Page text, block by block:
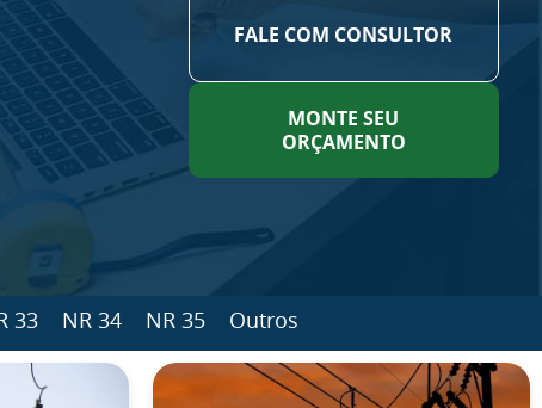
FALE COM CONSULTOR
MONTE SEU
ORÇAMENTO
33 NR 34 NR 35 Outros